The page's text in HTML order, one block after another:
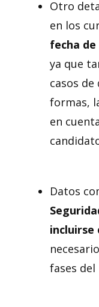
Otro
en los
fecha
ya que
casos
formas,
en
Datos
incluirse
fases